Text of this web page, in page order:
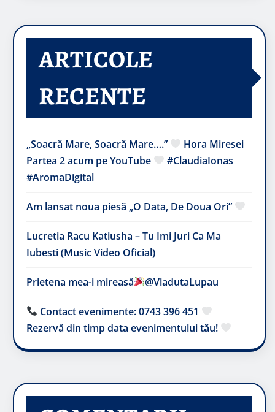
ARTICOLE
RECENTE
„Soacră Mare, Soacră Mare….”
Hora Miresei
Partea 2 acum pe YouTube
#ClaudiaIonas
#AromaDigital
Am lansat noua piesă „O Data, De Doua Ori”
Lucretia Racu Katiusha – Tu Imi Juri Ca Ma
Iubesti (Music Video Oficial)
Prietena mea-i mireasă​ @VladutaLupau
Contact evenimente: 0743 396 451
Rezervă din timp data evenimentului tău!